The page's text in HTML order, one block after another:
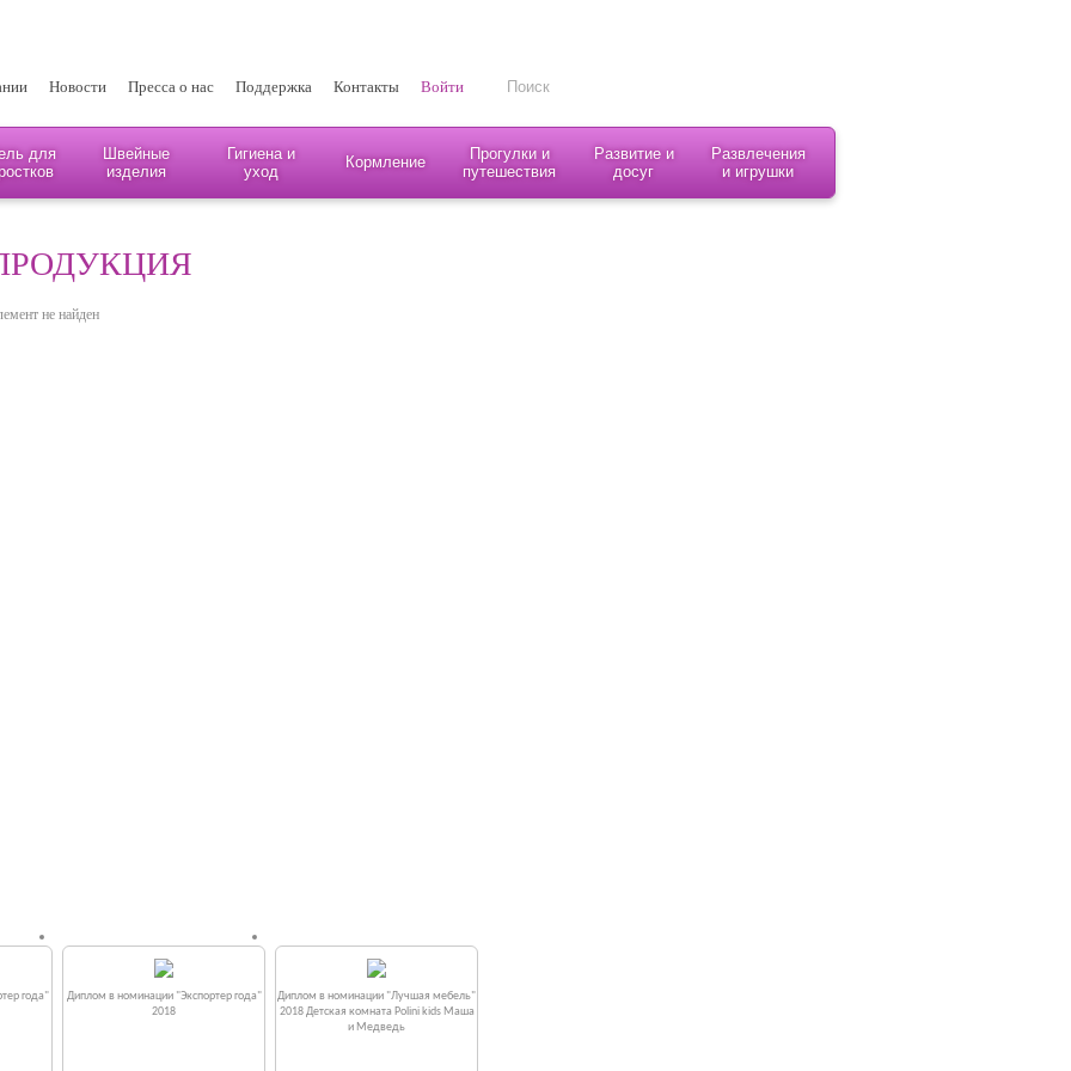
Новости Пресса о нас Поддержка Контакты Войти
для
Швейные
изделия
Гигиена и
уход
Кормление
Прогулки и
путешествия
Развитие и
досуг
Развлечения
и игрушки
не найден
года"
Диплом в номинации "Экспортер года"
2018
Диплом в номинации "Лучшая мебель"
2018 Детская комната Polini kids Маша
и Медведь